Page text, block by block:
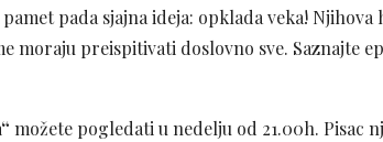
pada sjajna ideja: opklada veka!
moraju preispitivati doslovno sve. Saznajte
možete pogledati u nedelju od 21.00h. Pisac